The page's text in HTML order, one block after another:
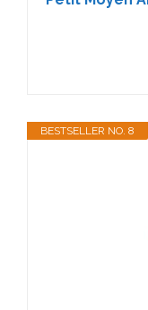
BESTSELLER NO. 8